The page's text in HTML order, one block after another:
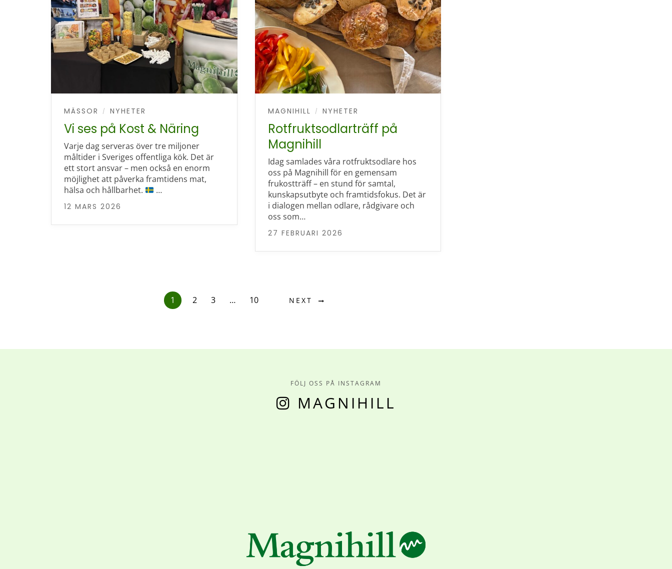
MÄSSOR / NYHETER
Vi ses på Kost & Näring
Varje dag serveras över tre miljoner
måltider i Sveriges offentliga kök. Det är
ett stort ansvar – men också en enorm
möjlighet att påverka framtidens mat,
hälsa och hållbarhet.
…
12 MARS 2026
MAGNIHILL / NYHETER
Rotfruktsodlarträff på
Magnihill
Idag samlades våra rotfruktsodlare hos
oss på Magnihill för en gemensam
frukostträff – en stund för samtal,
kunskapsutbyte och framtidsfokus. Det är
i dialogen mellan odlare, rådgivare och
oss som…
27 FEBRUARI 2026
1 2 3 … 10 NEXT
FÖLJ OSS PÅ INSTAGRAM
MAGNIHILL